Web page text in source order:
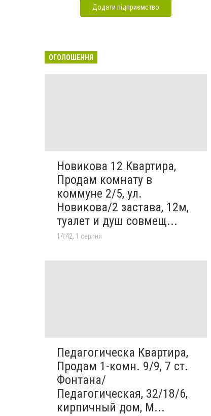
Додати підприємство
ОГОЛОШЕННЯ
Новикова 12 Квартира,
Продам комнату в
коммуне 2/5, ул.
Новикова/2 застава, 12м,
туалет и душ совмещ...
14:42, 1 серпня
Педагогическа Квартира,
Продам 1-комн. 9/9, 7 ст.
Фонтана/
Педагогическая, 32/18/6,
кирпичный дом, М...